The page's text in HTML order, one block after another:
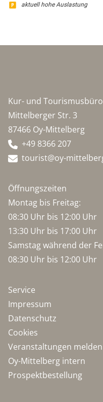
aktuell hohe Auslastung
Kur- und Tourismusbüro
Mittelberger Str. 3
87466 Oy-Mittelberg
+49 8366 207
tourist@oy-
Öffnungszeiten
Montag bis Freitag:
08:30 Uhr bis 12:00 Uhr
13:30 Uhr bis 17:00 Uhr
Samstag während der
08:30 Uhr bis 12:00 Uhr
Service
Impressum
Datenschutz
Cookies
Veranstaltungen melden
Oy-Mittelberg intern
Prospektbestellung